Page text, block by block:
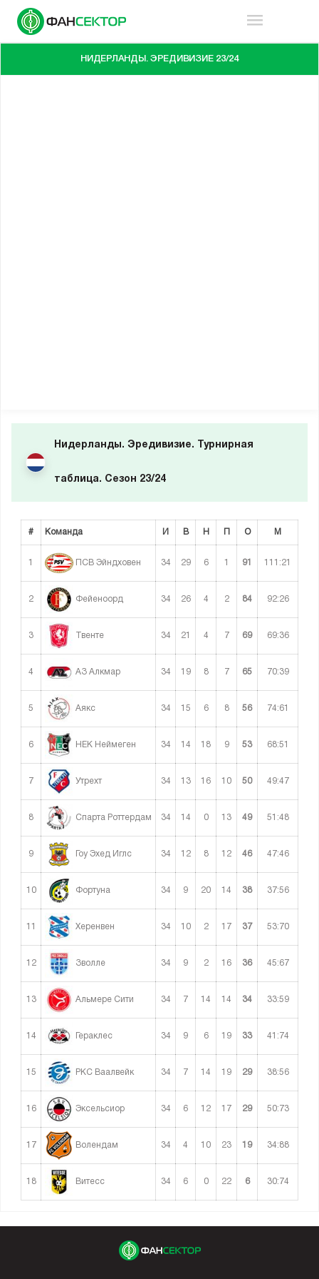
НИДЕРЛАНДЫ. ЭРЕДИВИЗИЕ 23/24
Нидерланды. Эредивизие. Турнирная
таблица. Сезон 23/24
# Команда И В Н О М
1 ПСВ Эйндховен 34 29 6 1 91 111:21
2 Фейеноорд 34 26 4 2 84 92:26
3 Твенте 34 21 4 7 69 69:36
4 АЗ Алкмар 34 19 8 7 65 70:39
5 Аякс 34 15 6 8 56 74:61
6 НЕК Неймеген 34 14 18 9 53 68:51
7 Утрехт 34 13 16 10 50 49:47
8 Спарта Роттердам 34 14 0 13 49 51:48
9 Гоу Эхед Иглс 34 12 8 12 46 47:46
10 Фортуна 34 9 20 14 38 37:56
11 Херенвен 34 10 2 17 37 53:70
12 Зволле 34 9 2 16 36 45:67
13 Альмере Сити 34 7 14 14 34 33:59
14 Гераклес 34 9 6 19 33 41:74
15 РКС Ваалвейк 34 7 14 19 29 38:56
16 Эксельсиор 34 6 12 17 29 50:73
17 Волендам 34 4 10 23 19 34:88
18 Витесс 34 6 0 22 6 30:74